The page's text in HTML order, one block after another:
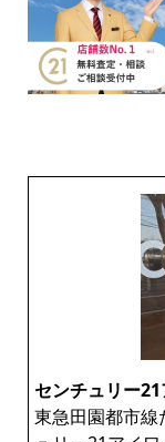
センチュリー
東急田園都市線